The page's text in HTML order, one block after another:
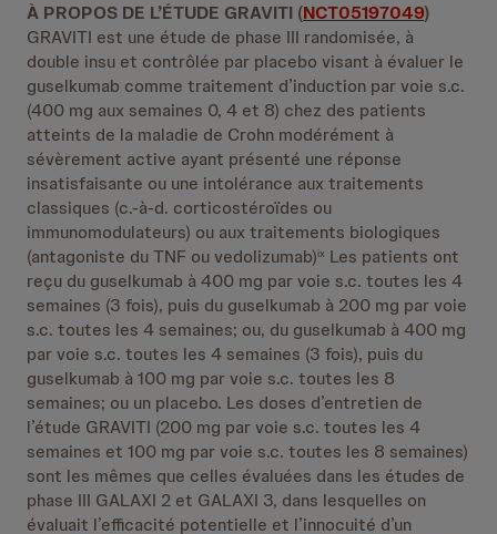
À PROPOS DE L’ÉTUDE GRAVITI (NCT05197049)
GRAVITI est une étude de phase III randomisée, à
double insu et contrôlée par placebo visant à évaluer le
guselkumab comme traitement d’induction par voie s.c.
(400 mg aux semaines 0, 4 et 8) chez des patients
atteints de la maladie de Crohn modérément à
sévèrement active ayant présenté une réponse
insatisfaisante ou une intolérance aux traitements
classiques (c.-à-d. corticostéroïdes ou
immunomodulateurs) ou aux traitements biologiques
(antagoniste du TNF ou vedolizumab)ix Les patients ont
reçu du guselkumab à 400 mg par voie s.c. toutes les 4
semaines (3 fois), puis du guselkumab à 200 mg par voie
s.c. toutes les 4 semaines; ou, du guselkumab à 400 mg
par voie s.c. toutes les 4 semaines (3 fois), puis du
guselkumab à 100 mg par voie s.c. toutes les 8
semaines; ou un placebo. Les doses d’entretien de
l’étude GRAVITI (200 mg par voie s.c. toutes les 4
semaines et 100 mg par voie s.c. toutes les 8 semaines)
sont les mêmes que celles évaluées dans les études de
phase III GALAXI 2 et GALAXI 3, dans lesquelles on
évaluait l’efficacité potentielle et l’innocuité d’un